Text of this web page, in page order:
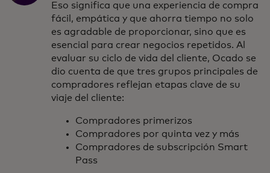
Eso significa que una experiencia de compra
fácil, empática y que ahorra tiempo no solo
es agradable de proporcionar, sino que es
esencial para crear negocios repetidos. Al
evaluar su ciclo de vida del cliente, Ocado se
dio cuenta de que tres grupos principales de
compradores reflejan etapas clave de su
viaje del cliente:
Compradores primerizos
Compradores por quinta vez y más
Compradores de subscripción Smart
Pass